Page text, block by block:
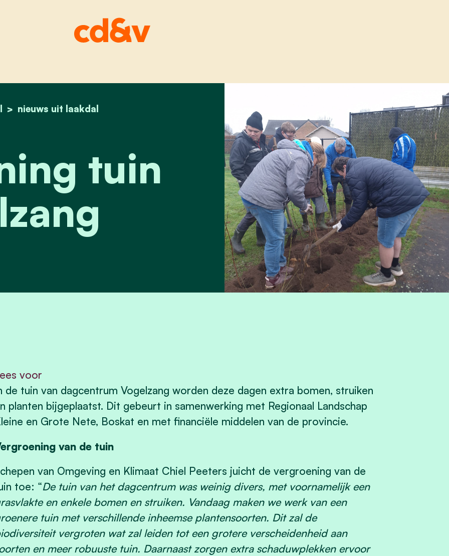
homenieuws uit laakdal
vergroening tuin vogelzang
tuin
voor
de tuin van dagcentrum Vogelzang worden deze dagen extra bomen, struiken
planten bijgeplaatst. Dit gebeurt in samenwerking met Regionaal Landschap
en Grote Nete, Boskat en met financiële middelen van de provincie.
van de tuin
van Omgeving en Klimaat Chiel Peeters juicht de vergroening van de
toe: “De tuin van het dagcentrum was weinig divers, met voornamelijk een
en enkele bomen en struiken. Vandaag maken we werk van een
tuin met verschillende inheemse plantensoorten. Dit zal de
vergroten wat zal leiden tot een grotere verscheidenheid aan
en meer robuuste tuin. Daarnaast zorgen extra schaduwplekken ervoor